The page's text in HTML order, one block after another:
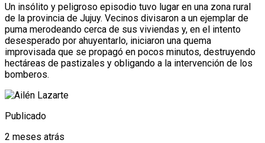
Un insólito y peligroso episodio tuvo lugar en una zona rural
de la provincia de Jujuy. Vecinos divisaron a un ejemplar de
puma merodeando cerca de sus viviendas y, en el intento
desesperado por ahuyentarlo, iniciaron una quema
improvisada que se propagó en pocos minutos, destruyendo
hectáreas de pastizales y obligando a la intervención de los
bomberos.
Publicado
2 meses atrás